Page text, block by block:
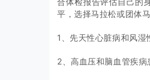
合体检报告评估自己的
平，选择马拉松或团体
1、先天性心脏病和风湿
2、高血压和脑血管疾病